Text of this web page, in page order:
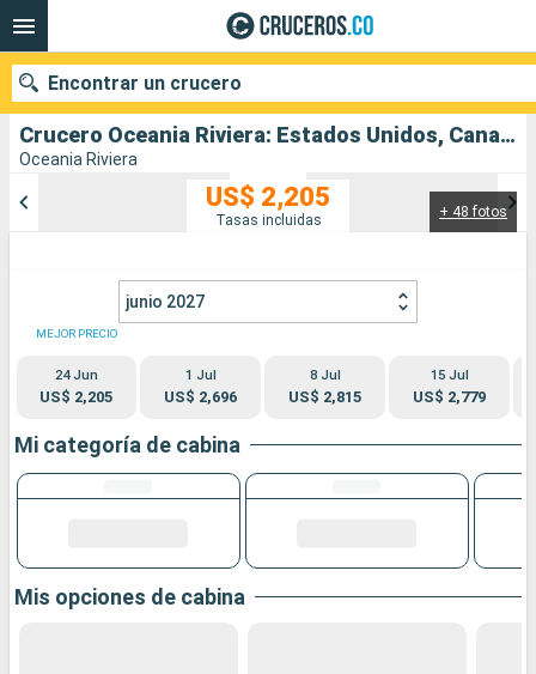
Crucero Oceania Riviera: Estados Unidos, Canadá salida desde Seattle
Oceania Riviera
+ 48 fotos
US$ 2,205
Tasas incluidas
junio 2027
MEJOR PRECIO
24 Jun
US$ 2,205
1 Jul
US$ 2,696
8 Jul
US$ 2,815
15 Jul
US$ 2,779
Mi categoría de cabina
Mis opciones de cabina
Encontrar un crucero
Puertos Compañías
Buscar